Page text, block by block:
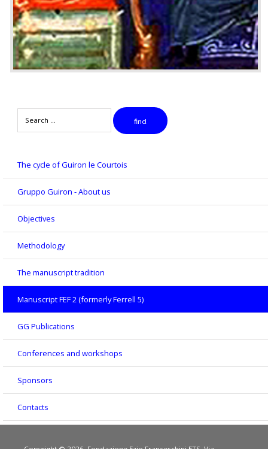
find
The cycle of Guiron le Courtois
Gruppo Guiron - About us
Objectives
Methodology
The manuscript tradition
Manuscript FEF 2 (formerly Ferrell 5)
GG Publications
Conferences and workshops
Sponsors
Contacts